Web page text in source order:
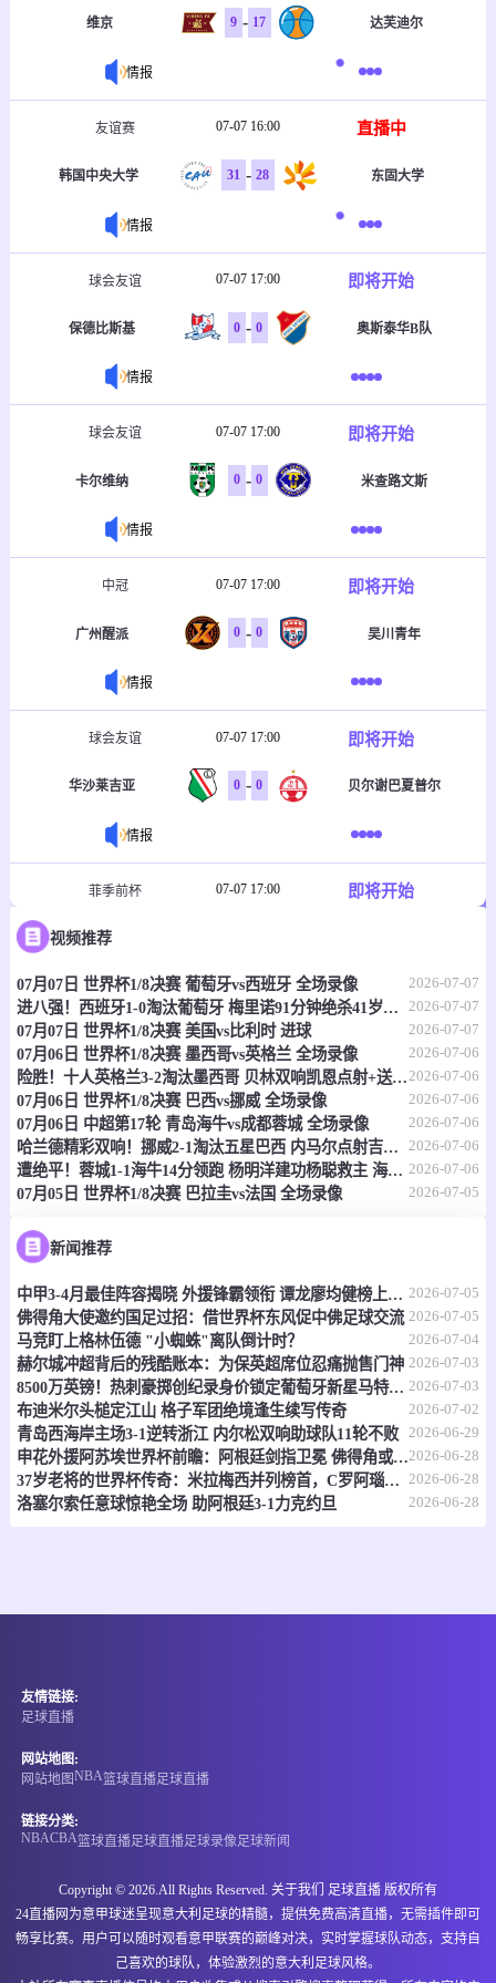
维京 9 - 17 达芙迪尔
情报
友谊赛 07-07 16:00 直播中
韩国中央大学 31 - 28 东固大学
情报
球会友谊 07-07 17:00 即将开始
保德比斯基 0 - 0 奥斯泰华B队
情报
球会友谊 07-07 17:00 即将开始
卡尔维纳 0 - 0 米查路文斯
情报
中冠 07-07 17:00 即将开始
广州醒派 0 - 0 吴川青年
情报
球会友谊 07-07 17:00 即将开始
华沙莱吉亚 0 - 0 贝尔谢巴夏普尔
情报
菲季前杯 07-07 17:00 即将开始
塔玛劳斯
情报
澳首超 07-07 17:30 即将开始
莫纳洛黑豹 0 - 0 昆比亚城市
情报
澳昆超 07-07 17:30 即将开始
黄金海岸骑士
情报
澳昆超 07-07 17:30 即将开始
黄金海岸骑士 0 - 0 昆士兰狮队
情报
澳亚U23 07-07 17:30 即将开始
缅甸U20
-
情报
澳足总 07-07 17:45 即将开始
视频推荐
07月07日 世界杯1/8决赛 葡萄牙vs西班牙 全场录像 2026-07-07
进八强！西班牙1-0淘汰葡萄牙 梅里诺91分钟绝杀41岁C罗最后一舞 2026-07-07
07月07日 世界杯1/8决赛 美国vs比利时 进球 2026-07-07
07月06日 世界杯1/8决赛 墨西哥vs英格兰 全场录像 2026-07-06
险胜！十人英格兰3-2淘汰墨西哥 贝林双响凯恩点射+送点宽萨直红 2026-07-06
07月06日 世界杯1/8决赛 巴西vs挪威 全场录像 2026-07-06
07月06日 中超第17轮 青岛海牛vs成都蓉城 全场录像 2026-07-06
哈兰德精彩双响！挪威2-1淘汰五星巴西 内马尔点射吉马良斯失点 2026-07-06
遭绝平！蓉城1-1海牛14分领跑 杨明洋建功杨聪救主 海牛仍倒数第3 2026-07-06
07月05日 世界杯1/8决赛 巴拉圭vs法国 全场录像 2026-07-05
新闻推荐
中甲3-4月最佳阵容揭晓 外援锋霸领衔 谭龙廖均健榜上有名 2026-07-05
佛得角大使邀约国足过招：借世界杯东风促中佛足球交流 2026-07-05
马竞盯上格林伍德 "小蜘蛛"离队倒计时？ 2026-07-04
赫尔城冲超背后的残酷账本：为保英超席位忍痛抛售门神 2026-07-03
8500万英镑！热刺豪掷创纪录身价锁定葡萄牙新星马特乌斯 2026-07-03
布迪米尔头槌定江山 格子军团绝境逢生续写传奇 2026-07-02
青岛西海岸主场3-1逆转浙江 内尔松双响助球队11轮不败 2026-06-29
申花外援阿苏埃世界杯前瞻：阿根廷剑指卫冕 佛得角或成黑马2026-06-28
37岁老将的世界杯传奇：米拉梅西并列榜首，C罗阿瑙紧随其后 2026-06-28
洛塞尔索任意球惊艳全场 助阿根廷3-1力克约旦 2026-06-28
友情链接:
足球直播
网站地图:
网站地图NBA篮球直播足球直播
链接分类:
NBACBA篮球直播足球直播足球录像 足球新闻
Copyright © 2026.All Rights Reserved. 关于我们 足球直播 版权所有
24直播网为意甲球迷呈现意大利足球的精髓，提供免费高清直播，无需插件即可
畅享比赛。用户可以随时观看意甲联赛的巅峰对决，实时掌握球队动态，支持自
己喜欢的球队，体验激烈的意大利足球风格。